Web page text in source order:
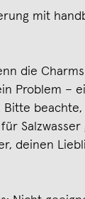
mit
die
Problem –
Bitte
Salzwasser
deinen